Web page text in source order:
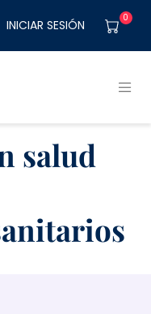
User
INICIAR SESIÓN 0
salud